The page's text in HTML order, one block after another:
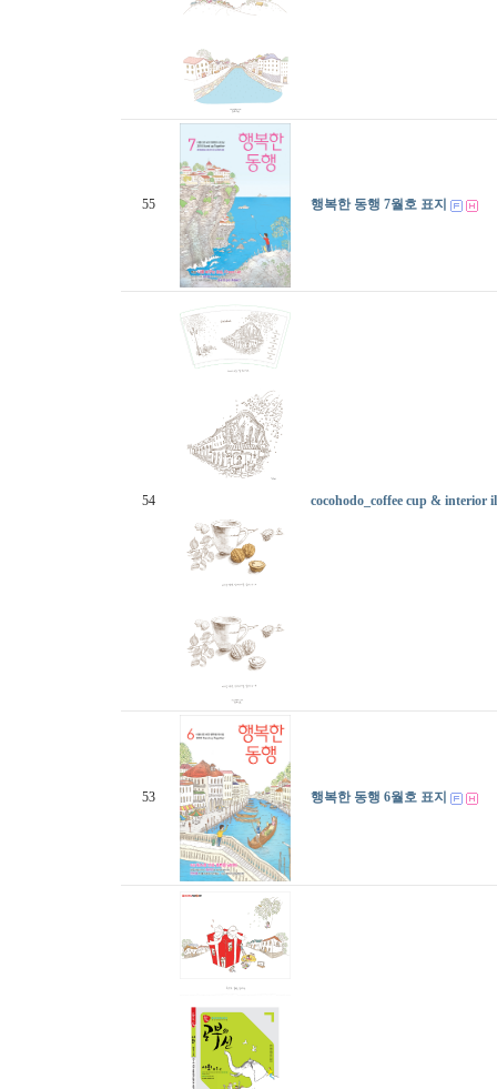
55 행복한 동행 7월호 표지
54 cocohodo_coffee cup & interior
53 행복한 동행 6월호 표지